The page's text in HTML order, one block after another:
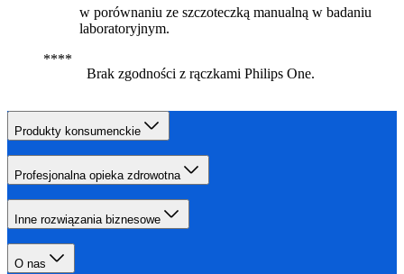
w porównaniu ze szczoteczką manualną w badaniu
laboratoryjnym.
Brak zgodności z rączkami Philips One.
Produkty konsumenckie
Profesjonalna opieka zdrowotna
Inne rozwiązania biznesowe
O nas